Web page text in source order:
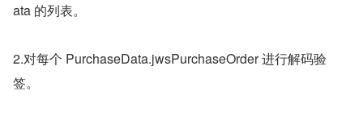
ata 的列表。
2.对每个 PurchaseData.jwsPurchaseOrder 进行解码验
签。